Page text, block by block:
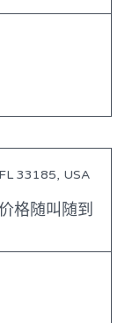
33185, USA
格随叫随到